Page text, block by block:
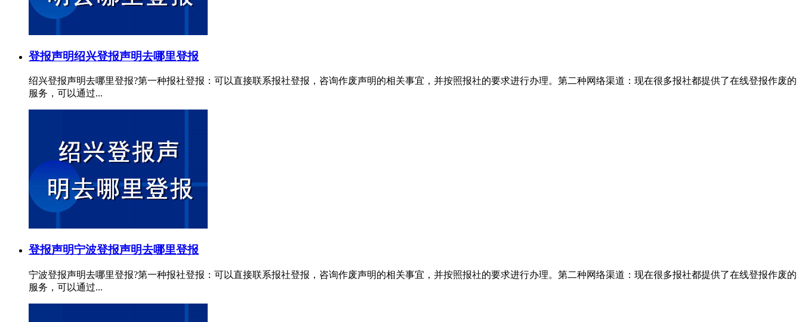
登报声明绍兴登报声明去哪里登报
绍兴登报声明去哪里登报?第一种报社登报：可以直接联系报社登报，咨询作废声明的相关事宜，并按照报社的要求进行办理。第二种网络渠道：现在很多报社都提供了在线登报作废的
服务，可以通过...
登报声明宁波登报声明去哪里登报
宁波登报声明去哪里登报?第一种报社登报：可以直接联系报社登报，咨询作废声明的相关事宜，并按照报社的要求进行办理。第二种网络渠道：现在很多报社都提供了在线登报作废的
服务，可以通过...